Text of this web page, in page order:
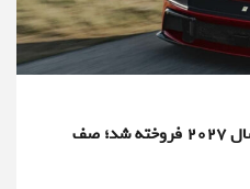
تمامی محصولات فراری تا پایان سال ۲۰۲۷ فروخته شد؛ صف